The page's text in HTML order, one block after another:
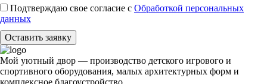
Подтверждаю свое согласие с Обработкой персональных
данных
Оставить заявку
Мой уютный двор — производство детского игрового и
спортивного оборудования, малых архитектурных форм и
комплексное благоустройство.